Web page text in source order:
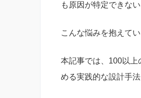
も原因が特定できない
こんな悩みを抱えて
本記事では、100以上
める実践的な設計手法